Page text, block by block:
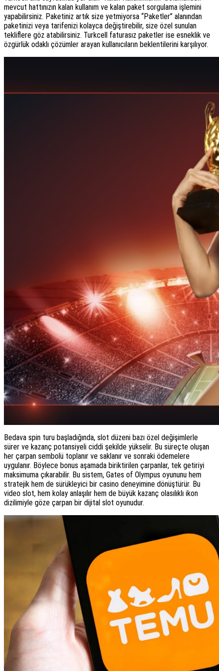
mevcut hattınızın kalan kullanım ve kalan paket sorgulama işlemini
yapabilirsiniz. Paketiniz artık size yetmiyorsa “Paketler” alanından
paketinizi veya tarifenizi kolayca değiştirebilir, size özel sunulan
tekliflere göz atabilirsiniz. Turkcell faturasız paketler ise esneklik ve
özgürlük odaklı çözümler arayan kullanıcıların beklentilerini karşılıyor.
Bedava spin turu başladığında, slot düzeni bazı özel değişimlerle
sürer ve kazanç potansiyeli ciddi şekilde yükselir. Bu süreçte oluşan
her çarpan sembolü toplanır ve saklanır ve sonraki ödemelere
uygulanır. Böylece bonus aşamada biriktirilen çarpanlar, tek getiriyi
maksimuma çıkarabilir. Bu sistem, Gates of Olympus oyununu hem
stratejik hem de sürükleyici bir casino deneyimine dönüştürür. Bu
video slot, hem kolay anlaşılır hem de büyük kazanç olasılıklı ikon
dizilimiyle göze çarpan bir dijital slot oyunudur.